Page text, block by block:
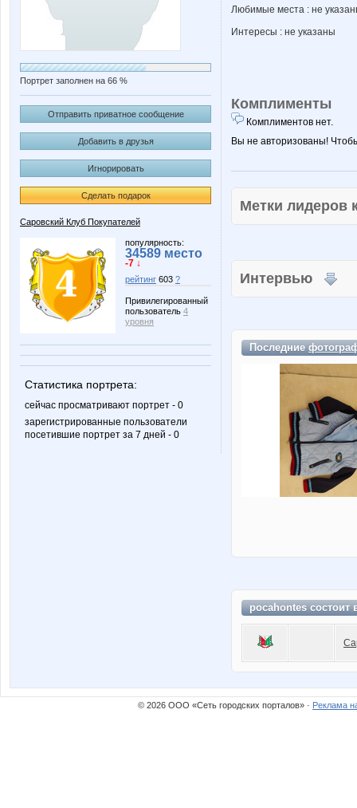
Портрет заполнен на 66 %
Отправить приватное сообщение
Добавить в друзья
Игнорировать
Сделать подарок
Саровский Клуб Покупателей
популярность:
34589 место
-7 ↓
рейтинг 603 ?
Привилегированный
пользователь 4
уровня
Статистика портрета:
сейчас просматривают портрет - 0
зарегистрированные пользователи
посетившие портрет за 7 дней - 0
Любимые места : не
Интересы : не указаны
Комплименты
Комплиментов нет.
Вы не авторизованы!
Метки
Интервью
Последние
pocahontes состоит
© 2026 ООО «Сеть городских порталов» · Реклама